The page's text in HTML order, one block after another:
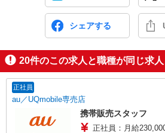
シェアする
20件のこの求人と職種が同じ求人
正社員
au／UQmobile専売店
携帯販売スタッフ
正社員：月給